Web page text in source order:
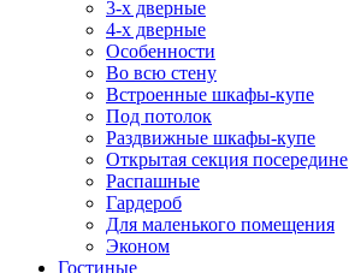
3-х дверные
4-х дверные
Особенности
Во всю стену
Встроенные шкафы-купе
Под потолок
Раздвижные шкафы-купе
Открытая секция посередине
Распашные
Гардероб
Для маленького помещения
Эконом
Гостиные